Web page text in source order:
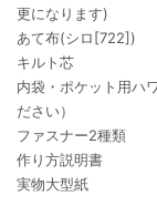
更になります)
あて布(シロ[722])
キルト芯
内袋・ポケット用ハ
ださい）
ファスナー2種類
作り方説明書
実物大型紙